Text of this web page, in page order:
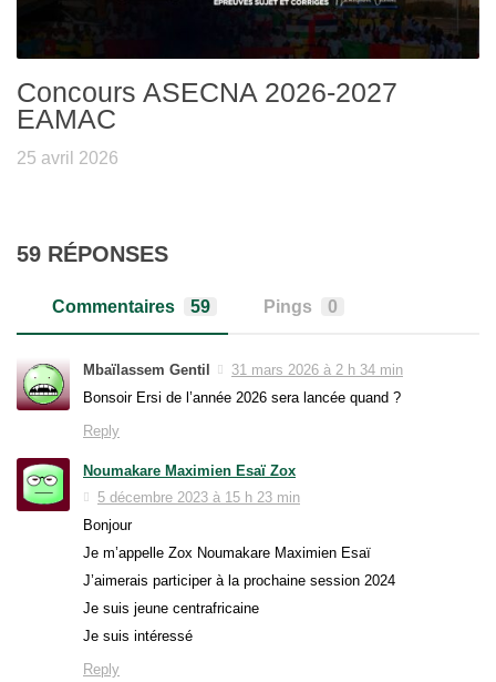
Concours ASECNA 2026-2027
EAMAC
25 avril 2026
59 RÉPONSES
Commentaires 59 Pings 0
Mbaïlassem Gentil
31 mars 2026 à 2 h 34 min
Bonsoir Ersi de l’année 2026 sera lancée quand ?
Reply
Noumakare Maximien Esaï Zox
5 décembre 2023 à 15 h 23 min
Bonjour
Je m’appelle Zox Noumakare Maximien Esaï
J’aimerais participer à la prochaine session 2024
Je suis jeune centrafricaine
Je suis intéressé
Reply